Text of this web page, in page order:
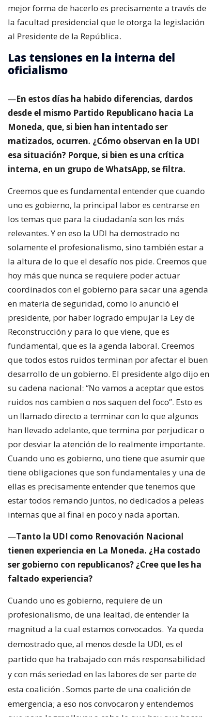
mejor forma de hacerlo es precisamente a través de
la facultad presidencial que le otorga la legislación
al Presidente de la República.
Las tensiones en la interna del
oficialismo
—En estos días ha habido diferencias, dardos
desde el mismo Partido Republicano hacia La
Moneda, que, si bien han intentado ser
matizados, ocurren. ¿Cómo observan en la UDI
esa situación? Porque, si bien es una crítica
interna, en un grupo de WhatsApp, se filtra.
Creemos que es fundamental entender que cuando
uno es gobierno, la principal labor es centrarse en
los temas que para la ciudadanía son los más
relevantes. Y en eso la UDI ha demostrado no
solamente el profesionalismo, sino también estar a
la altura de lo que el desafío nos pide. Creemos que
hoy más que nunca se requiere poder actuar
coordinados con el gobierno para sacar una agenda
en materia de seguridad, como lo anunció el
presidente, por haber logrado empujar la Ley de
Reconstrucción y para lo que viene, que es
fundamental, que es la agenda laboral. Creemos
que todos estos ruidos terminan por afectar el buen
desarrollo de un gobierno. El presidente algo dijo en
su cadena nacional: “No vamos a aceptar que estos
ruidos nos cambien o nos saquen del foco”. Esto es
un llamado directo a terminar con lo que algunos
han llevado adelante, que termina por perjudicar o
por desviar la atención de lo realmente importante.
Cuando uno es gobierno, uno tiene que asumir que
tiene obligaciones que son fundamentales y una de
ellas es precisamente entender que tenemos que
estar todos remando juntos, no dedicados a peleas
internas que al final en poco y nada aportan.
—Tanto la UDI como Renovación Nacional
tienen experiencia en La Moneda. ¿Ha costado
ser gobierno con republicanos? ¿Cree que les ha
faltado experiencia?
Cuando uno es gobierno, requiere de un
profesionalismo, de una lealtad, de entender la
magnitud a la cual estamos convocados. Ya queda
demostrado que, al menos desde la UDI, es el
partido que ha trabajado con más responsabilidad
y con más seriedad en las labores de ser parte de
esta coalición . Somos parte de una coalición de
emergencia; a eso nos convocaron y entendemos